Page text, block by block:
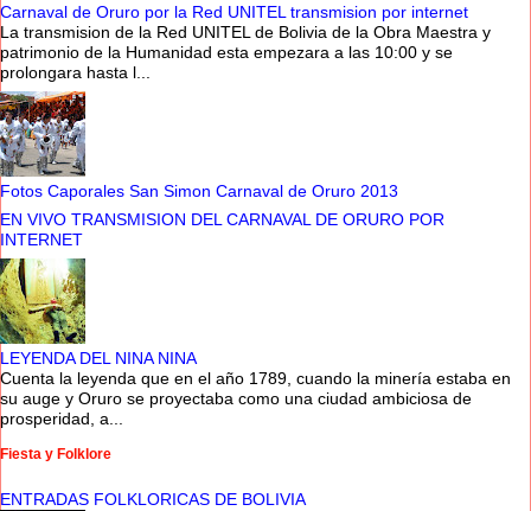
Carnaval de Oruro por la Red UNITEL transmision por internet
La transmision de la Red UNITEL de Bolivia de la Obra Maestra y
patrimonio de la Humanidad esta empezara a las 10:00 y se
prolongara hasta l...
Fotos Caporales San Simon Carnaval de Oruro 2013
EN VIVO TRANSMISION DEL CARNAVAL DE ORURO POR
INTERNET
LEYENDA DEL NINA NINA
Cuenta la leyenda que en el año 1789, cuando la minería estaba en
su auge y Oruro se proyectaba como una ciudad ambiciosa de
prosperidad, a...
Fiesta y Folklore
ENTRADAS FOLKLORICAS DE BOLIVIA